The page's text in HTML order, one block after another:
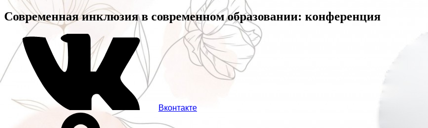
Современная инклюзия в современном образовании: конференция
Вконтакте